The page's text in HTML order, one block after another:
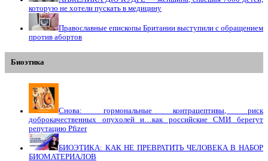
которую не хотели пускать в медицину
Православные епископы Британии выступили с обращением
против абортов
Биоэтика
Снова: гормональные контрацептивы, риск
доброкачественных опухолей и…как российские СМИ берегут
репутацию Pfizer
БИОЭТИКА: КАК НЕ ПРЕВРАТИТЬ ЧЕЛОВЕКА В НАБОР
БИОМАТЕРИАЛОВ